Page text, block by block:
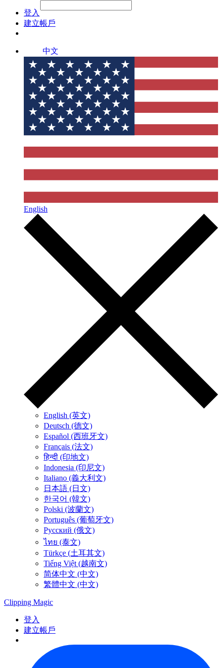
登入
建立帳戶
中文
English
English (英文)
Deutsch (德文)
Español (西班牙文)
Français (法文)
हिन्दी (印地文)
Indonesia (印尼文)
Italiano (義大利文)
日本語 (日文)
한국어 (韓文)
Polski (波蘭文)
Português (葡萄牙文)
Русский (俄文)
ไทย (泰文)
Türkçe (土耳其文)
Tiếng Việt (越南文)
简体中文 (中文)
繁體中文 (中文)
Clipping Magic
登入
建立帳戶